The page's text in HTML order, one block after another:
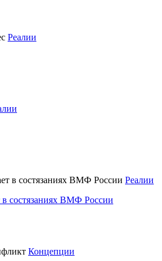
Реалии
Реалии
состязаниях ВМФ России
Концепции